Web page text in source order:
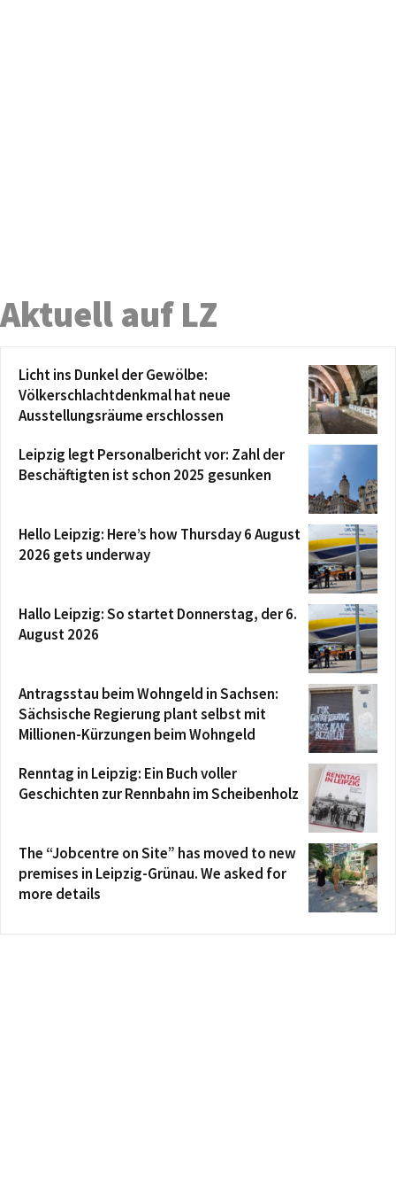
Aktuell auf LZ
Licht ins Dunkel der Gewölbe:
Völkerschlachtdenkmal hat neue
Ausstellungsräume erschlossen
Leipzig legt Personalbericht vor: Zahl der
Beschäftigten ist schon 2025 gesunken
Hello Leipzig: Here’s how Thursday 6 August
2026 gets underway
Hallo Leipzig: So startet Donnerstag, der 6.
August 2026
Antragsstau beim Wohngeld in Sachsen:
Sächsische Regierung plant selbst mit
Millionen-Kürzungen beim Wohngeld
Renntag in Leipzig: Ein Buch voller
Geschichten zur Rennbahn im Scheibenholz
The “Jobcentre on Site” has moved to new
premises in Leipzig-Grünau. We asked for
more details